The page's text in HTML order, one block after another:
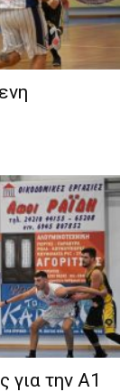
για την Α1